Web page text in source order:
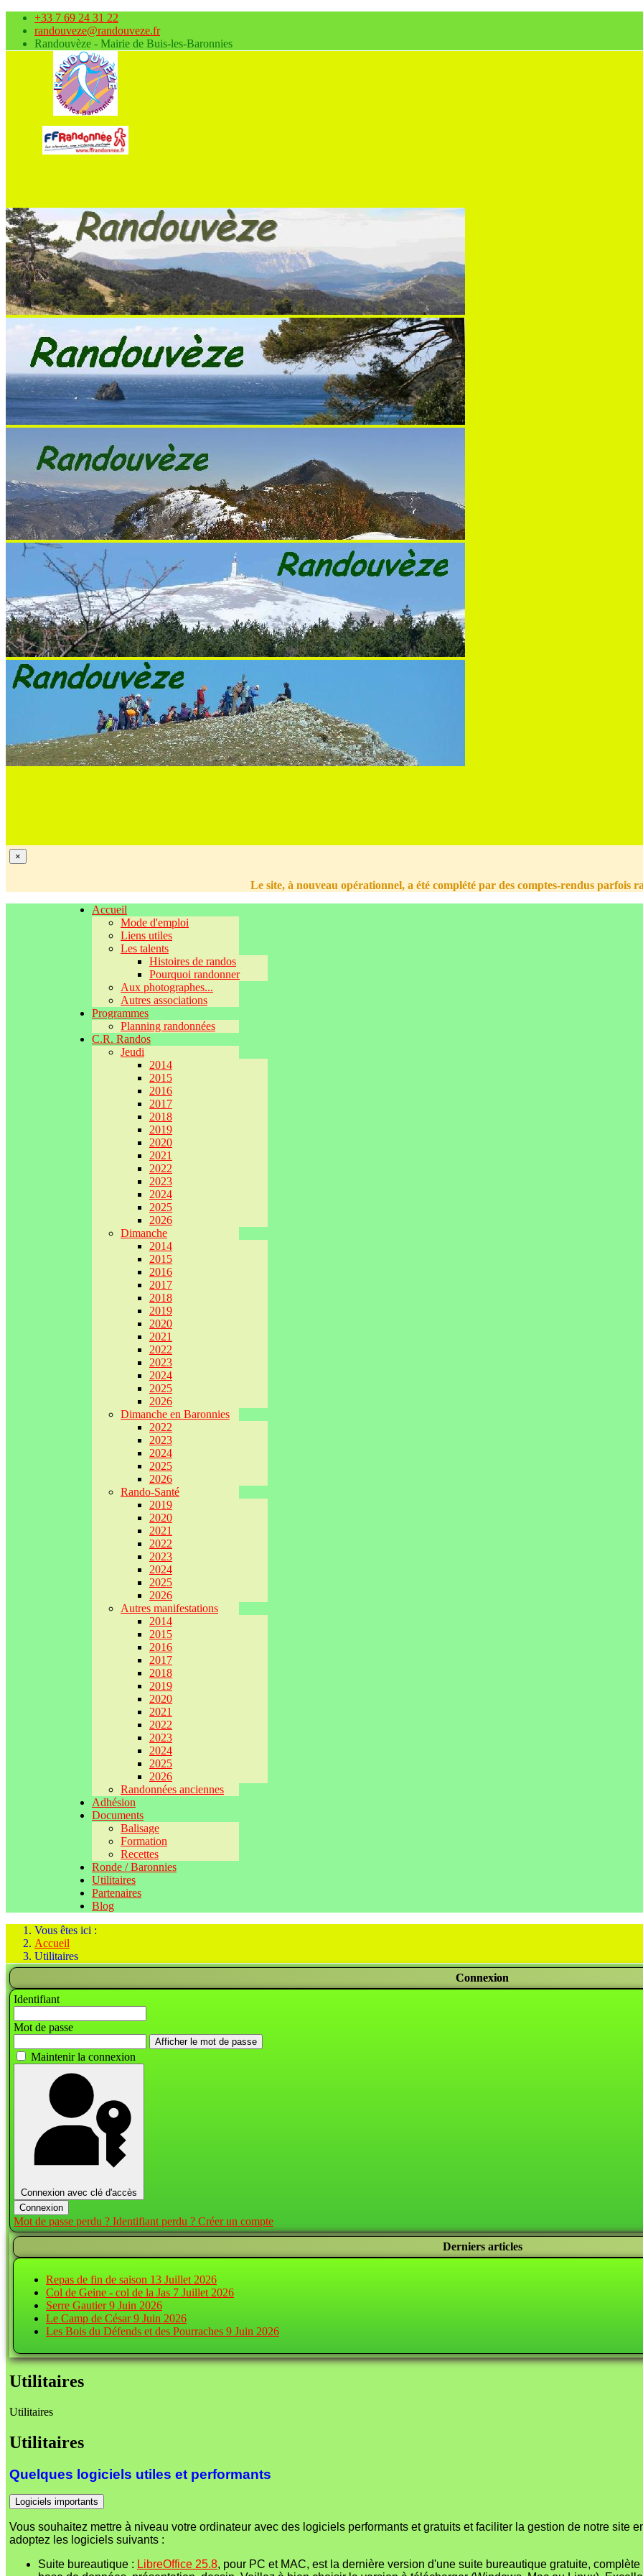
+33 7 69 24 31 22
randouveze@randouveze.fr
Randouvèze - Mairie de Buis-les-Baronnies
×
Le site, à nouveau opérationnel, a été complété par des comptes-rendus parfois
Accueil
Mode d'emploi
Liens utiles
Les talents
Histoires de randos
Pourquoi randonner
Aux photographes...
Autres associations
Programmes
Planning randonnées
C.R. Randos
Jeudi
2014
2015
2016
2017
2018
2019
2020
2021
2022
2023
2024
2025
2026
Dimanche
2014
2015
2016
2017
2018
2019
2020
2021
2022
2023
2024
2025
2026
Dimanche en Baronnies
2022
2023
2024
2025
2026
Rando-Santé
2019
2020
2021
2022
2023
2024
2025
2026
Autres manifestations
2014
2015
2016
2017
2018
2019
2020
2021
2022
2023
2024
2025
2026
Randonnées anciennes
Adhésion
Documents
Balisage
Formation
Recettes
Ronde / Baronnies
Utilitaires
Partenaires
Blog
Vous êtes ici :
Accueil
Utilitaires
Connexion
Identifiant
Mot de passe
Afficher le mot de passe
Maintenir la connexion
Connexion avec clé d'accès
Connexion
Mot de passe perdu ? Identifiant perdu ? Créer un compte
Derniers articles
Repas de fin de saison 13 Juillet 2026
Col de Geine - col de la Jas 7 Juillet 2026
Serre Gautier9 Juin 2026
Le Camp de César9 Juin 2026
Les Bois du Défends et des Pourraches 9 Juin 2026
Utilitaires
Utilitaires
Utilitaires
Quelques logiciels utiles et performants
Logiciels importants
Vous souhaitez mettre à niveau votre ordinateur avec des logiciels performants et gratuits et faciliter la gestion de notre site
adoptez les logiciels suivants :
Suite bureautique : LibreOffice 25.8, pour PC et MAC, est la dernière version d'une suite bureautique gratuite,